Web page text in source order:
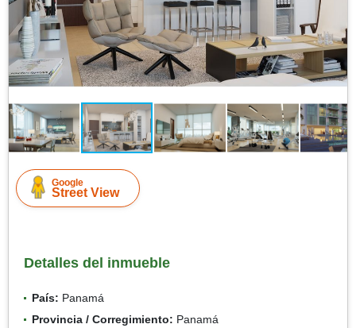
Google
Street View
Detalles del inmueble
País: Panamá
Provincia / Corregimiento: Panamá